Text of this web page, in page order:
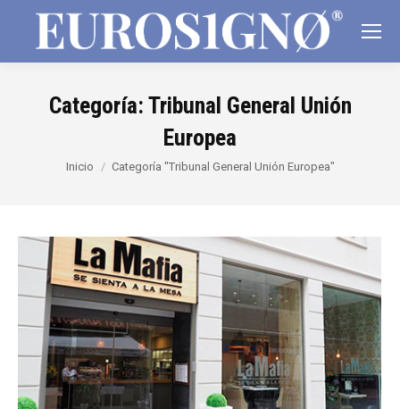
Categoría: Tribunal General Unión
Europea
Estás aquí:
Inicio Categoría "Tribunal General Unión Europea"